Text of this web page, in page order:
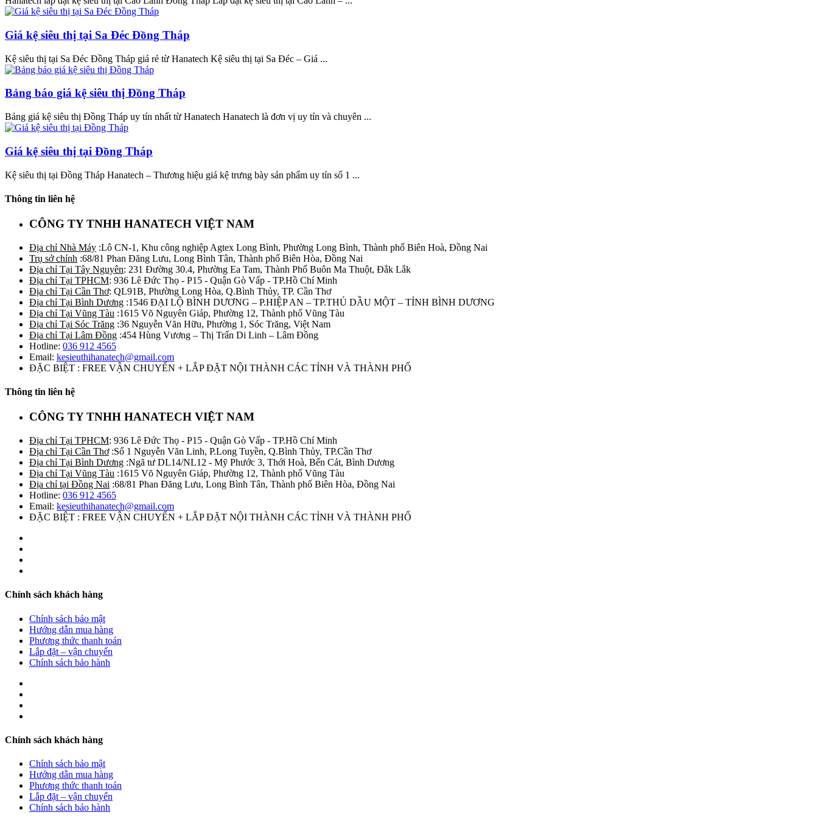
Giá kệ siêu thị tại Sa Đéc Đồng Tháp
Kệ siêu thị tại Sa Đéc Đồng Tháp giá rẻ từ Hanatech Kệ siêu thị tại Sa Đéc – Giá ...
Bảng báo giá kệ siêu thị Đồng Tháp
Bảng giá kệ siêu thị Đồng Tháp uy tín nhất từ Hanatech Hanatech là đơn vị uy tín và chuyên ...
Giá kệ siêu thị tại Đồng Tháp
Kệ siêu thị tại Đồng Tháp Hanatech – Thương hiệu giá kệ trưng bày sản phẩm uy tín số 1 ...
Thông tin liên hệ
CÔNG TY TNHH HANATECH VIỆT NAM
Địa chỉ Nhà Máy :Lô CN-1, Khu công nghiệp Agtex Long Bình, Phường Long Bình, Thành phố Biên Hoà, Đồng Nai
Trụ sở chính :68/81 Phan Đăng Lưu, Long Bình Tân, Thành phố Biên Hòa, Đồng Nai
Địa chỉ Tại Tây Nguyên: 231 Đường 30.4, Phường Ea Tam, Thành Phố Buôn Ma Thuột, Đắk Lắk
Địa chỉ Tại TPHCM: 936 Lê Đức Thọ - P15 - Quận Gò Vấp - TP.Hồ Chí Minh
Địa chỉ Tại Cần Thơ: QL91B, Phường Long Hòa, Q.Bình Thủy, TP. Cần Thơ
Địa chỉ Tại Bình Dương :1546 ĐẠI LỘ BÌNH DƯƠNG – P.HIỆP AN – TP.THỦ DẦU MỘT – TỈNH BÌNH DƯƠNG
Địa chỉ Tại Vũng Tàu :1615 Võ Nguyên Giáp, Phường 12, Thành phố Vũng Tàu
Địa chỉ Tại Sóc Trăng :36 Nguyễn Văn Hữu, Phường 1, Sóc Trăng, Việt Nam
Địa chỉ Tại Lâm Đồng :454 Hùng Vương – Thị Trấn Di Linh – Lâm Đồng
Hotline: 036 912 4565
Email: kesieuthihanatech@gmail.com
ĐẶC BIỆT : FREE VẬN CHUYỂN + LẮP ĐẶT NỘI THÀNH CÁC TỈNH VÀ THÀNH PHỐ
Thông tin liên hệ
CÔNG TY TNHH HANATECH VIỆT NAM
Địa chỉ Tại TPHCM: 936 Lê Đức Thọ - P15 - Quận Gò Vấp - TP.Hồ Chí Minh
Địa chỉ Tại Cần Thơ:Số 1 Nguyễn Văn Linh, P.Long Tuyền, Q.Bình Thủy, TP.Cần Thơ
Địa chỉ Tại Bình Dương :Ngã tư DL14/NL12 - Mỹ Phước 3, Thới Hoà, Bến Cát, Bình Dương
Địa chỉ Tại Vũng Tàu :1615 Võ Nguyên Giáp, Phường 12, Thành phố Vũng Tàu
Địa chỉ tại Đồng Nai :68/81 Phan Đăng Lưu, Long Bình Tân, Thành phố Biên Hòa, Đồng Nai
Hotline: 036 912 4565
Email: kesieuthihanatech@gmail.com
ĐẶC BIỆT : FREE VẬN CHUYỂN + LẮP ĐẶT NỘI THÀNH CÁC TỈNH VÀ THÀNH PHỐ
Chính sách khách hàng
Chính sách bảo mật
Hướng dẫn mua hàng
Phương thức thanh toán
Lắp đặt – vận chuyển
Chính sách bảo hành
Chính sách khách hàng
Chính sách bảo mật
Hướng dẫn mua hàng
Phương thức thanh toán
Lắp đặt – vận chuyển
Chính sách bảo hành